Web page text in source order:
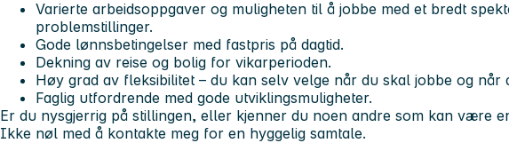
Varierte arbeidsoppgaver og muligheten til å jobbe med et bredt
problemstillinger.
Gode lønnsbetingelser med fastpris på dagtid.
Dekning av reise og bolig for vikarperioden.
Høy grad av fleksibilitet – du kan selv velge når du skal jobbe og når
Faglig utfordrende med gode utviklingsmuligheter.
Er du nysgjerrig på stillingen, eller kjenner du noen andre som kan være
Ikke nøl med å kontakte meg for en hyggelig samtale.